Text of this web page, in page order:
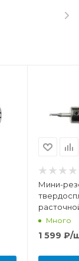
Мини-
мм, R 0,1
Много
1 599 ₽/